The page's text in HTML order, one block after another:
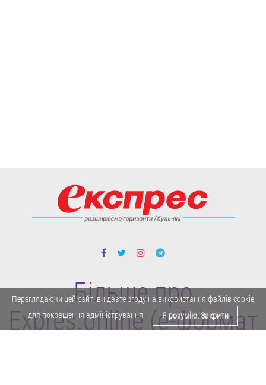
Більше про
Expres.online (e-формат
Переглядаючи цей сайт, ви даєте згоду на використання файлів cookie
для покращення адміністрування.
Я розумію. Закрити